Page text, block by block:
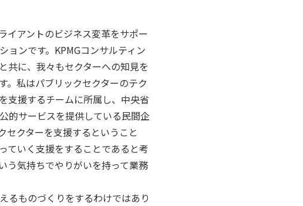
イアントのビジネス変革をサポー
ョンです。KPMGコンサルティン
共に、我々もセクターへの知見を
。私はパブリックセクターのテク
支援するチームに所属し、中央省
的サービスを提供している民間企
セクターを支援するということ
ていく支援をすることであると考
う気持ちでやりがいを持って業務
るものづくりをするわけではあり